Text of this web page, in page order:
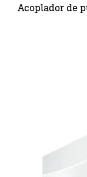
Acoplador de